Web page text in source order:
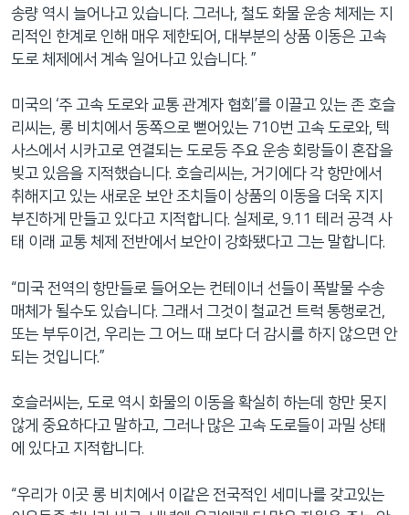
송량 역시 늘어나고 있습니다. 그러나, 철도 화물 운송 체제는 지
리적인 한계로 인해 매우 제한되어, 대부분의 상품 이동은 고속
도로 체제에서 계속 일어나고 있습니다. ”
미국의 ‘주 고속 도로와 교통 관계자 협회’를 이끌고 있는 존 호슬
리씨는, 롱 비치에서 동쪽으로 뻗어있는 710번 고속 도로와, 텍
사스에서 시카고로 연결되는 도로등 주요 운송 회랑들이 혼잡을
빚고 있음을 지적했습니다. 호슬리씨는, 거기에다 각 항만에서
취해지고 있는 새로운 보안 조치들이 상품의 이동을 더욱 지지
부진하게 만들고 있다고 지적합니다. 실제로, 9.11 테러 공격 사
태 이래 교통 체제 전반에서 보안이 강화됐다고 그는 말합니다.
“미국 전역의 항만들로 들어오는 컨테이너 선들이 폭발물 수송
매체가 될수도 있습니다. 그래서 그것이 철교건 트럭 통행로건,
또는 부두이건, 우리는 그 어느 때 보다 더 감시를 하지 않으면 안
되는 것입니다.”
호슬러씨는, 도로 역시 화물의 이동을 확실히 하는데 항만 못지
않게 중요하다고 말하고, 그러나 많은 고속 도로들이 과밀 상태
에 있다고 지적합니다.
“우리가 이곳 롱 비치에서 이같은 전국적인 세미나를 갖고있는